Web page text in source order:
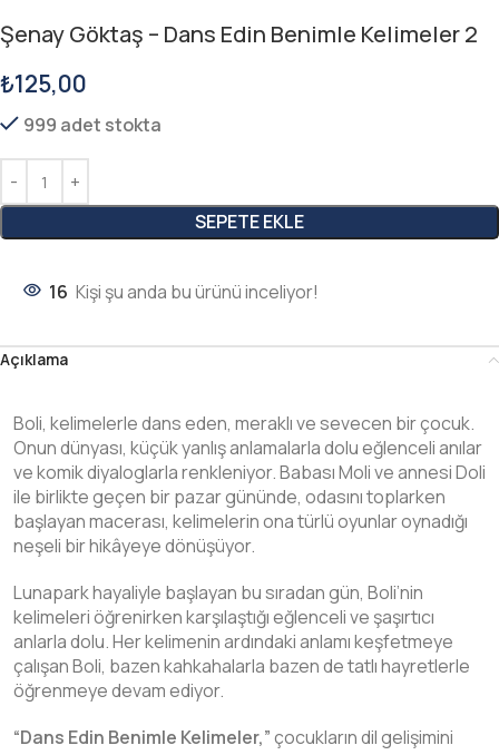
Şenay Göktaş – Dans Edin Benimle Kelimeler 2
₺125,00
999 adet stokta
SEPETE EKLE
16 Kişi şu anda bu ürünü inceliyor!
Açıklama
Boli, kelimelerle dans eden, meraklı ve sevecen bir çocuk.
Onun dünyası, küçük yanlış anlamalarla dolu eğlenceli anılar
ve komik diyaloglarla renkleniyor. Babası Moli ve annesi Doli
ile birlikte geçen bir pazar gününde, odasını toplarken
başlayan macerası, kelimelerin ona türlü oyunlar oynadığı
neşeli bir hikâyeye dönüşüyor.
Lunapark hayaliyle başlayan bu sıradan gün, Boli’nin
kelimeleri öğrenirken karşılaştığı eğlenceli ve şaşırtıcı
anlarla dolu. Her kelimenin ardındaki anlamı keşfetmeye
çalışan Boli, bazen kahkahalarla bazen de tatlı hayretlerle
öğrenmeye devam ediyor.
“Dans Edin Benimle Kelimeler,”çocukların dil gelişimini